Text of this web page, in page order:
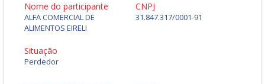
Nome do participante
ALFA COMERCIAL DE
ALIMENTOS EIRELI
CNPJ
31.847.317/0001-91
Situação
Perdedor